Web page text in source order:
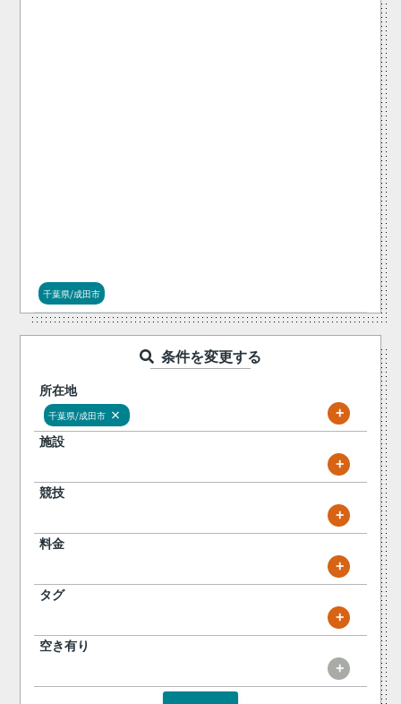
千葉県/成田市
条件を変更する
所在地
千葉県/成田市 × +
施設
+
競技
+
料金
+
タグ
+
空き有り
+